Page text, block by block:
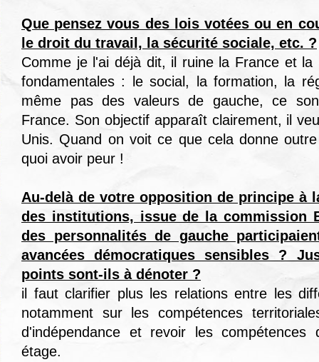
Que pensez vous des lois votées ou en
le droit du travail, la sécurité sociale, etc. ?
Comme je l'ai déjà dit, il ruine la France et la
fondamentales : le social, la formation, la
même pas des valeurs de gauche, ce
France. Son objectif apparaît clairement, il
Unis. Quand on voit ce que cela donne
quoi avoir peur !
Au-delà de votre opposition de principe à
des institutions, issue de la commission
des personnalités de gauche
avancées démocratiques sensibles ?
points sont-ils à dénoter ?
il faut clarifier plus les relations entre les
notamment sur les compétences
d'indépendance et revoir les compétences
étage.